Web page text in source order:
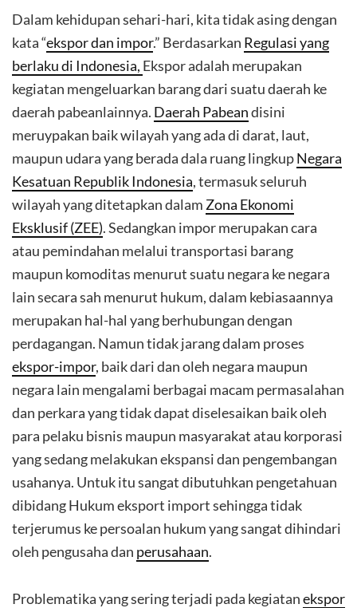
Dalam kehidupan sehari-hari, kita tidak asing dengan
kata “ekspor dan impor.” Berdasarkan Regulasi yang
berlaku di Indonesia, Ekspor adalah merupakan
kegiatan mengeluarkan barang dari suatu daerah ke
daerah pabeanlainnya. Daerah Pabeandisini
meruypakan baik wilayah yang ada di darat, laut,
maupun udara yang berada dala ruang lingkupNegara
Kesatuan Republik Indonesia, termasuk seluruh
wilayah yang ditetapkan dalam Zona Ekonomi
Eksklusif (ZEE). Sedangkan impor merupakan cara
atau pemindahan melalui transportasi barang
maupun komoditas menurut suatu negara ke negara
lain secara sah menurut hukum, dalam kebiasaannya
merupakan hal-hal yang berhubungan dengan
perdagangan. Namun tidak jarang dalam proses
ekspor-impor, baik dari dan oleh negara maupun
negara lain mengalami berbagai macam permasalahan
dan perkara yang tidak dapat diselesaikan baik oleh
para pelaku bisnis maupun masyarakat atau korporasi
yang sedang melakukan ekspansi dan pengembangan
usahanya. Untuk itu sangat dibutuhkan pengetahuan
dibidang Hukum eksport import sehingga tidak
terjerumus ke persoalan hukum yang sangat dihindari
oleh pengusaha dan perusahaan.
Problematika yang sering terjadi pada kegiatanekspor